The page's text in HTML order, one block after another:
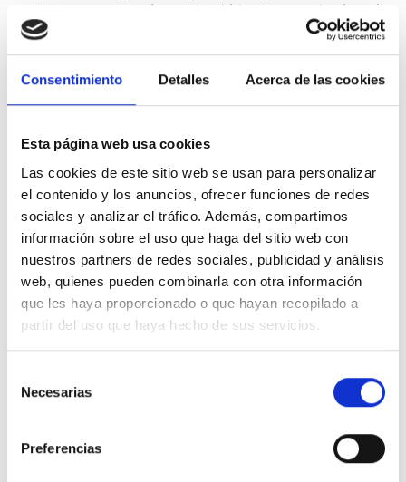
Consentimiento Detalles Acerca de las cookies
Esta página web usa cookies
Las cookies de este sitio web se usan para personalizar
el contenido y los anuncios, ofrecer funciones de redes
sociales y analizar el tráfico. Además, compartimos
información sobre el uso que haga del sitio web con
nuestros partners de redes sociales, publicidad y análisis
web, quienes pueden combinarla con otra información
que les haya proporcionado o que hayan recopilado a
partir del uso que haya hecho de sus servicios.
Necesarias
Preferencias
EUSKOADELPRISEN ia 500 bazkide gara, eta horietatik
450 baino gehiago emakumeak.
Aldarrikatzen dugu OSAKIDETZAn Lipedema eta
Linfedema unitateak sortzea lehenbailehen.
Tratamendu kontserbatzaile gutxi ematen dira eskuzko
drainatze linfatikoarekin eta konpresio-bendekin, eta ez du
aurreikusi ere egiten paziente askok beharrezko duten
kirurgiarik. Gainera, Euskadin patologia horietan
espezialistarik ez dagoenez, Alemaniara, Madrilera
edo Bartzelonara joan behar izaten dugu ebakuntza
egitera, eta kasuen %99an, mediku pribatuekin. Gure
hiriburuetako ospitaleetan dagozkien espezialistekin:
mediku errehabilitatzaile trebatuak, angiologoak,
batez ere, fisioterapeuta espezializatu gehiago.
Halaber, lehentasunezkoa iruditzen zaigu lehen mailako